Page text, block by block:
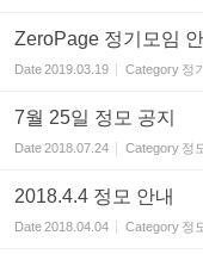
ZeroPage 정기모임
Date2019.03.19 Category 정
7월 25일 정모 공지
Date2018.07.24 Category 정
2018.4.4 정모 안내
Date2018.04.04 Category 정